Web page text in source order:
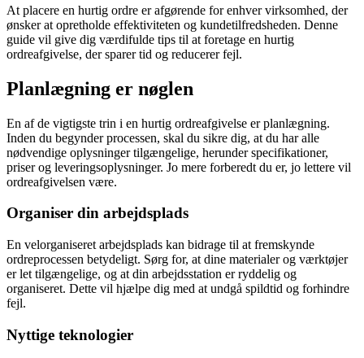
At placere en hurtig ordre er afgørende for enhver virksomhed, der
ønsker at opretholde effektiviteten og kundetilfredsheden. Denne
guide vil give dig værdifulde tips til at foretage en hurtig
ordreafgivelse, der sparer tid og reducerer fejl.
Planlægning er nøglen
En af de vigtigste trin i en hurtig ordreafgivelse er planlægning.
Inden du begynder processen, skal du sikre dig, at du har alle
nødvendige oplysninger tilgængelige, herunder specifikationer,
priser og leveringsoplysninger. Jo mere forberedt du er, jo lettere vil
ordreafgivelsen være.
Organiser din arbejdsplads
En velorganiseret arbejdsplads kan bidrage til at fremskynde
ordreprocessen betydeligt. Sørg for, at dine materialer og værktøjer
er let tilgængelige, og at din arbejdsstation er ryddelig og
organiseret. Dette vil hjælpe dig med at undgå spildtid og forhindre
fejl.
Nyttige teknologier